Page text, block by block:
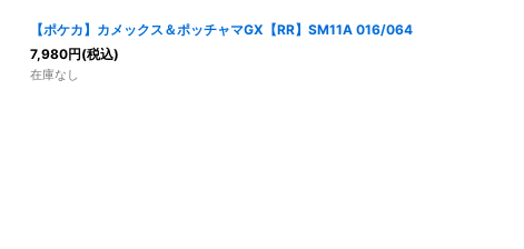
【ポケカ】カメックス＆ポッチャマGX【RR】SM11A 016/064
7,980円(税込)
在庫なし